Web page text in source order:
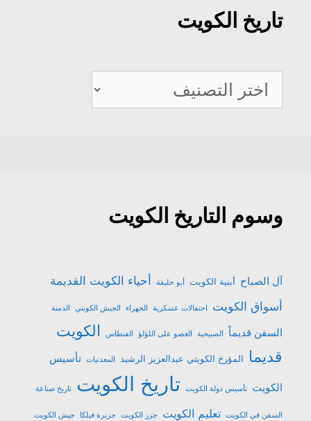
تاريخ الكويت
تاريخ
الكويت
وسوم التاريخ الكويت
آل الصباح أبنية الكويت أبو حليفة
أحياء الكويت القديمة
أسواق الكويت
احتفالات عسكرية الجهراء الجيش الكويتي الدمنة
السفن قديماً الصبيحية الغصو على اللؤلؤ الفنطاس
الكويت
قديما
المؤرخ الكويتي عبدالعزيز الرشيد المعدنيات تأسيس
الكويت تأسيس دولة الكويت تاريخ الكويت تاريخ صناعة
السفن في الكويت تعليم الكويت جزر الكويت جزيرة فيلكا جيش الكويت